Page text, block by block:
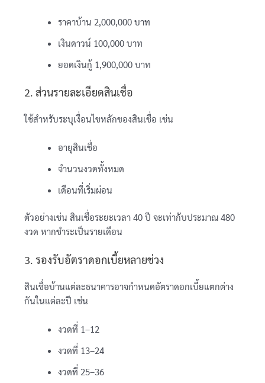
ราคาบ้าน 2,000,000 บาท
เงินดาวน์ 100,000 บาท
ยอดเงินกู้ 1,900,000 บาท
2. ส่วนรายละเอียดสินเชื่อ
ใช้สำหรับระบุเงื่อนไขหลักของสินเชื่อ เช่น
อายุสินเชื่อ
จำนวนงวดทั้งหมด
เดือนที่เริ่มผ่อน
ตัวอย่างเช่น สินเชื่อระยะเวลา 40 ปี จะเท่ากับประมาณ 480
งวด หากชำระเป็นรายเดือน
3. รองรับอัตราดอกเบี้ยหลายช่วง
สินเชื่อบ้านแต่ละธนาคารอาจกำหนดอัตราดอกเบี้ยแตกต่าง
กันในแต่ละปี เช่น
งวดที่ 1–12
งวดที่ 13–24
งวดที่ 25–36